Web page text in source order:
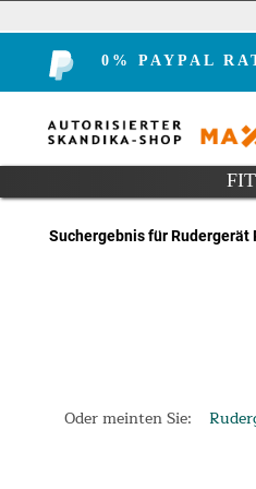
0% PAYPAL
Suchergebnis für Rudergerät
Oder meinten Sie: